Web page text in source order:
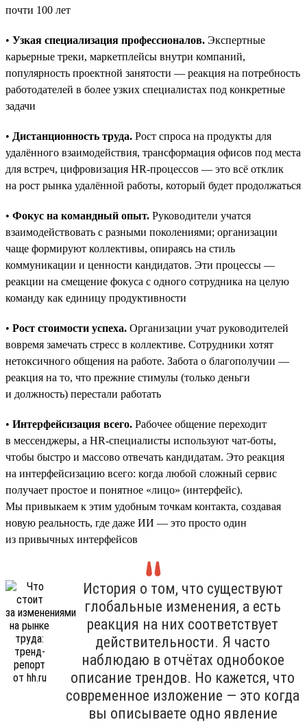
почти 100 лет
• Узкая специализация профессионалов. Экспертные
карьерные треки, маркетплейсы внутри компаний,
популярность проектной занятости — реакция на потребность
работодателей в более узких специалистах под конкретные
задачи
• Дистанционность труда. Рост спроса на продукты для
удалённого взаимодействия, трансформация офисов под места
для встреч, цифровизация HR-процессов — это всё отклик
на рост рынка удалённой работы, который будет продолжаться
• Фокус на командный опыт. Руководители учатся
взаимодействовать с разными поколениями; организации
чаще формируют коллективы, опираясь на стиль
коммуникации и ценности кандидатов. Эти процессы —
реакции на смещение фокуса с одного сотрудника на целую
команду как единицу продуктивности
• Рост стоимости успеха. Организации учат руководителей
вовремя замечать стресс в коллективе. Сотрудники хотят
нетоксичного общения на работе. Забота о благополучии —
реакция на то, что прежние стимулы (только деньги
и должность) перестали работать
• Интерфейсизация всего. Рабочее общение переходит
в мессенджеры, а HR-специалисты используют чат-боты,
чтобы быстро и массово отвечать кандидатам. Это реакция
на интерфейсизацию всего: когда любой сложный сервис
получает простое и понятное «лицо» (интерфейс).
Мы привыкаем к этим удобным точкам контакта, создавая
новую реальность, где даже ИИ — это просто один
из привычных интерфейсов
История о том, что существуют
глобальные изменения, а есть
реакция на них соответствует
действительности. Я часто
наблюдаю в отчётах однобокое
описание трендов. Но кажется, что
современное изложение — это когда
вы описываете одно явление